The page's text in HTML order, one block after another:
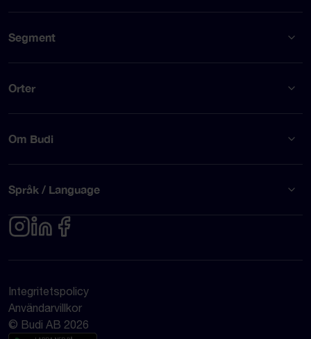
Segment
Orter
Om Budi
Språk / Language
Integritetspolicy
Användarvillkor
© Budi AB 2026